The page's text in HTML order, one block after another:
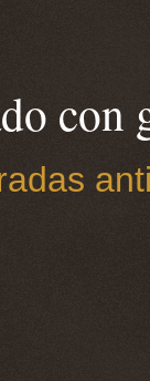
con